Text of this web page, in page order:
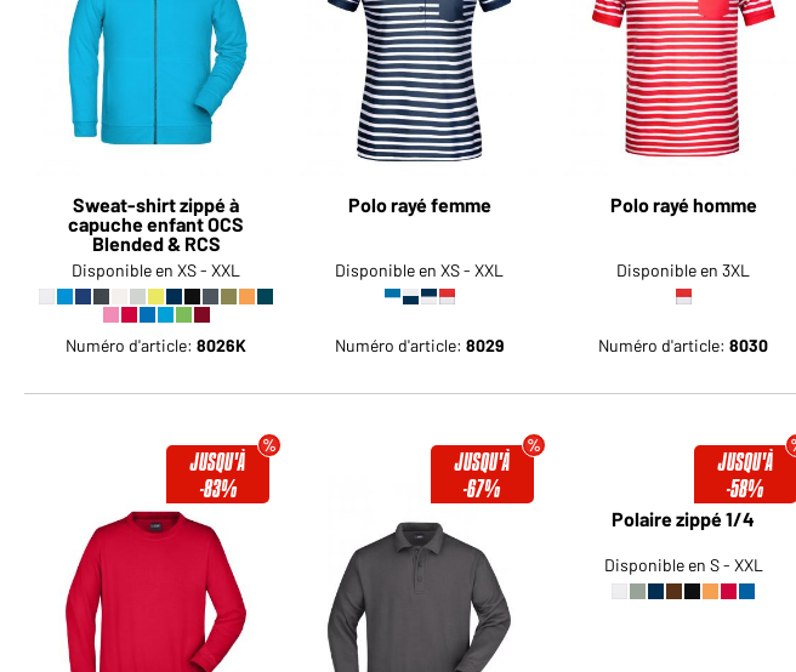
Sweat-shirt zippé à
capuche enfant OCS
Blended & RCS
Disponible en XS - XXL
Numéro d'article:8026K
Polo rayé femme
Disponible en XS - XXL
Numéro d'article:8029
Polo rayé homme
Disponible en 3XL
Numéro d'article:8030
JUSQU'À
-83%
JUSQU'À
-67%
JUSQU'À
-58%